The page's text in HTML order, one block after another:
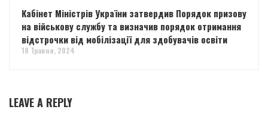
Кабінет Міністрів України затвердив Порядок призову
на військову службу та визначив порядок отримання
відстрочки від мобілізації для здобувачів освіти
18 Травня, 2024
LEAVE A REPLY